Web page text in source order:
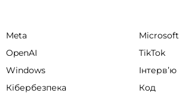
Meta
Microsoft
OpenAI
TikTok
Windows
Інтервʼю
Кібербезпека
Код